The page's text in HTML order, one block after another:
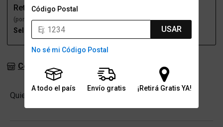
Código Postal
USAR
No sé mi Código Postal
A todo el país Envío gratis ¡Retirá Gratis YA!
Retiro
(por una sucursal)
Seleccioná talle
(a domicilio)
Seleccioná talle
Consultar stock en sucursales
Quiero Cantidad